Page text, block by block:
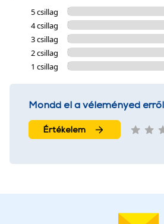
5 csillag
4 csillag
3 csillag
2 csillag
1 csillag
Mondd el a véleményed
Értékelem